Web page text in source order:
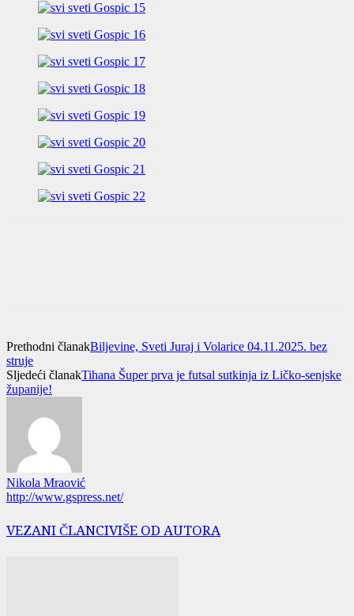
Prethodni članakBiljevine, Sveti Juraj i Volarice 04.11.2025. bez
struje
Sljedeći članakTihana Šuper prva je futsal sutkinja iz Ličko-senjske
županije!
Nikola Mraović
http://www.gspress.net/
VEZANI ČLANCIVIŠE OD AUTORA